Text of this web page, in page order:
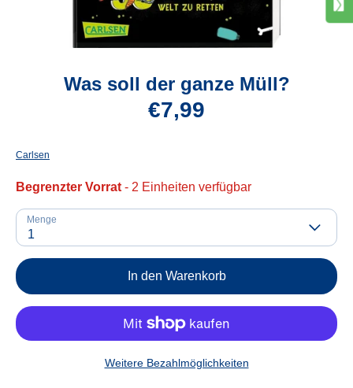
Was soll der ganze Müll?
€7,99
Carlsen
Begrenzter Vorrat - 2 Einheiten verfügbar
Menge
1
In den Warenkorb
Weitere Bezahlmöglichkeiten